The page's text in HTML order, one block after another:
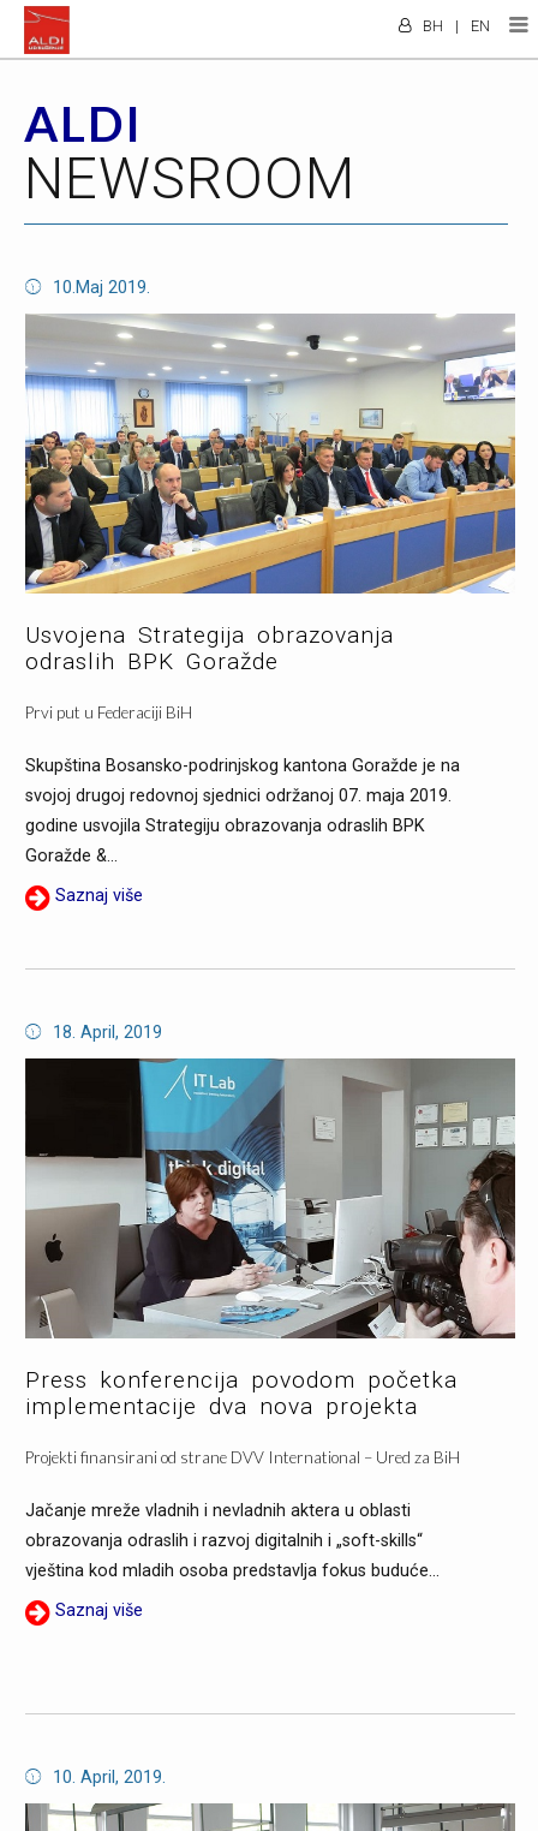
EN
|
BH
ALDI
NEWSROOM
10.Maj 2019.
Usvojena Strategija obrazovanja
odraslih BPK Goražde
Prvi put u Federaciji BiH
Skupština Bosansko-podrinjskog kantona Goražde je na
svojoj drugoj redovnoj sjednici održanoj 07. maja 2019.
godine usvojila Strategiju obrazovanja odraslih BPK
Goražde &...
Saznaj više
18. April, 2019
Press konferencija povodom početka
implementacije dva nova projekta
Projekti finansirani od strane DVV International – Ured za BiH
Jačanje mreže vladnih i nevladnih aktera u oblasti
obrazovanja odraslih i razvoj digitalnih i „soft-skills“
vještina kod mladih osoba predstavlja fokus buduće...
Saznaj više
10. April, 2019.